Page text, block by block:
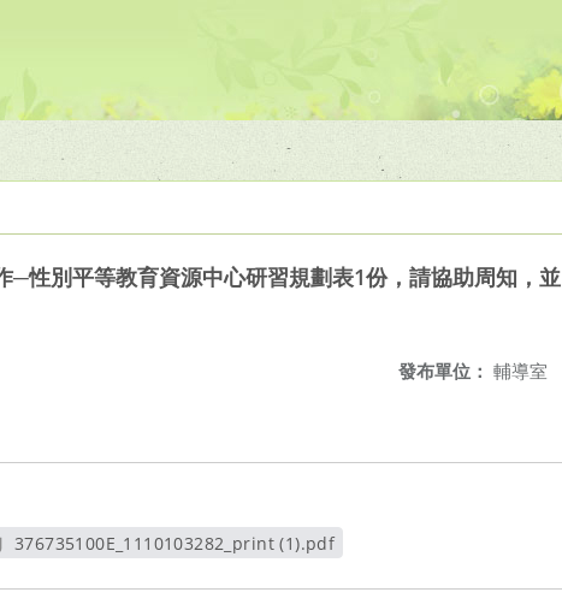
性別平等教育資源中心研習規劃表1份，請協助周知，並
發布單位： 輔導室
376735100E_1110103282_print (1).pdf